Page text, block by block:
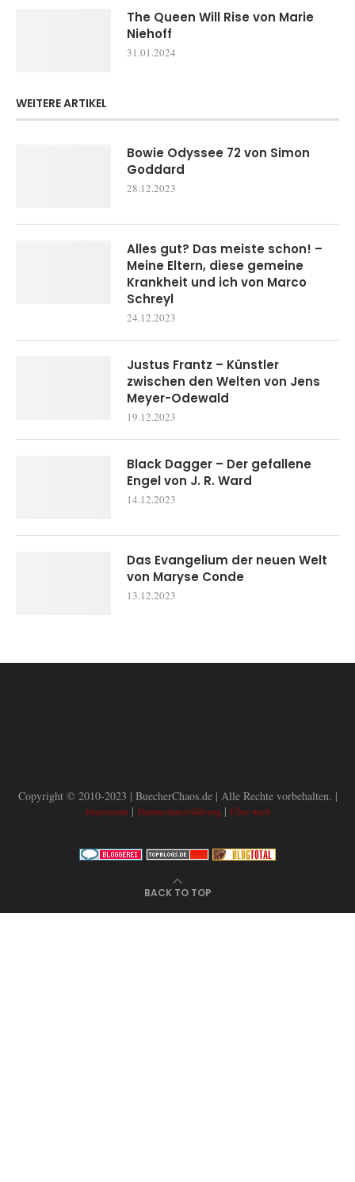
The Queen Will Rise von Marie
Niehoff
31.01.2024
WEITERE ARTIKEL
Bowie Odyssee 72 von Simon
Goddard
28.12.2023
Alles gut? Das meiste schon! –
Meine Eltern, diese gemeine
Krankheit und ich von Marco
Schreyl
24.12.2023
Justus Frantz – Künstler
zwischen den Welten von Jens
Meyer-Odewald
19.12.2023
Black Dagger – Der gefallene
Engel von J. R. Ward
14.12.2023
Das Evangelium der neuen Welt
von Maryse Conde
13.12.2023
Copyright © 2010-2023 | BuecherChaos.de | Alle Rechte vorbehalten. |
Impressum | Datenschutzerklärung| Über mich
BACK TO TOP